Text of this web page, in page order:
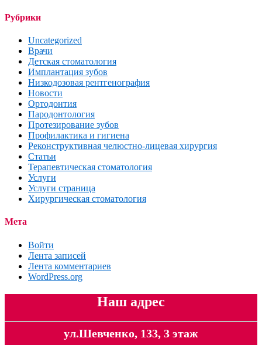
Рубрики
Uncategorized
Врачи
Детская стоматология
Имплантация зубов
Низкодозовая рентгенография
Новости
Ортодонтия
Пародонтология
Протезирование зубов
Профилактика и гигиена
Реконструктивная челюстно-лицевая хирургия
Статьи
Терапевтическая стоматология
Услуги
Услуги страница
Хирургическая стоматология
Мета
Войти
Лента записей
Лента комментариев
WordPress.org
Наш адрес
ул.Шевченко, 133, 3 этаж